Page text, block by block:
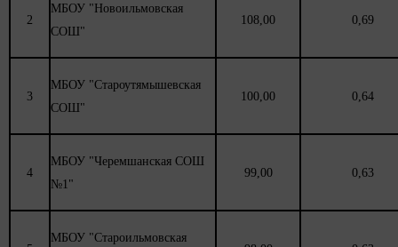
2
МБОУ "Новоильмовская
СОШ"
108,00 0,69
3
МБОУ "Староутямышевская
СОШ"
100,00 0,64
4
МБОУ "Черемшанская СОШ
№1"
99,00 0,63
МБОУ "Староильмовская